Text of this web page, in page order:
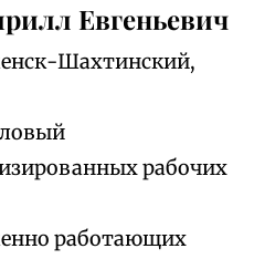
Евгеньевич
Шахтинский,
рабочих
работающих